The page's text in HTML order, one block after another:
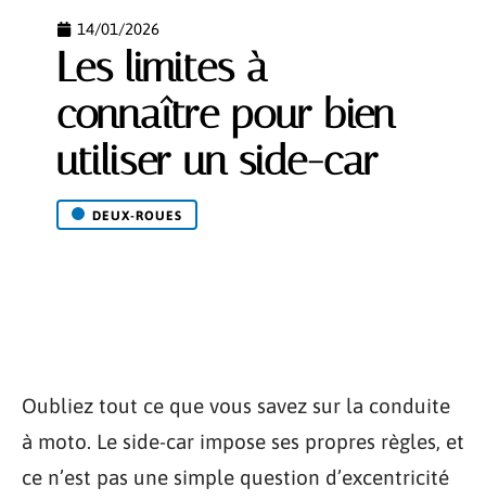
14/01/2026
Les limites à
connaître pour bien
utiliser un side-car
DEUX-ROUES
Oubliez tout ce que vous savez sur la conduite
à moto. Le side-car impose ses propres règles, et
ce n’est pas une simple question d’excentricité